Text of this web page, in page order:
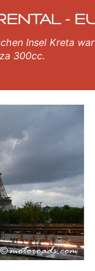
-
Insel Kreta
300cc.